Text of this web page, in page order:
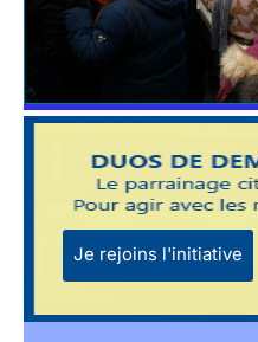
Je rejoins l'initiative